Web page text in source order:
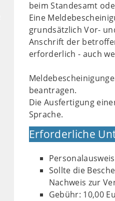
beim Standesamt
Eine
grundsätzlich Vor-
Anschrift der
erforderlich - auch
beantragen.
Die Ausfertigung
Sprache.
Erforderliche
Sollte die
Nachweis zur
Gebühr: 10,00